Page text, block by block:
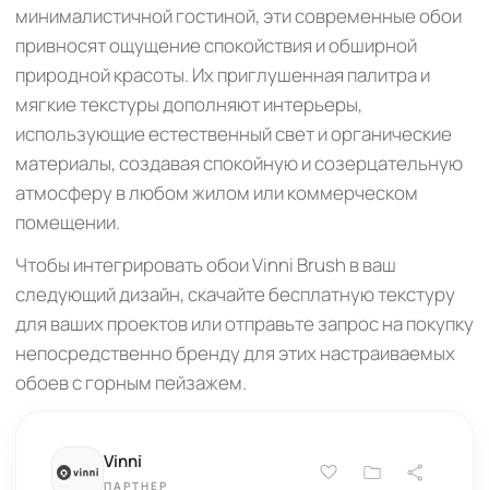
минималистичной гостиной, эти современные обои
привносят ощущение спокойствия и обширной
природной красоты. Их приглушенная палитра и
мягкие текстуры дополняют интерьеры,
использующие естественный свет и органические
материалы, создавая спокойную и созерцательную
атмосферу в любом жилом или коммерческом
помещении.
Чтобы интегрировать обои Vinni Brush в ваш
следующий дизайн, скачайте бесплатную текстуру
для ваших проектов или отправьте запрос на покупку
непосредственно бренду для этих настраиваемых
обоев с горным пейзажем.
Vinni
ПАРТНЕР